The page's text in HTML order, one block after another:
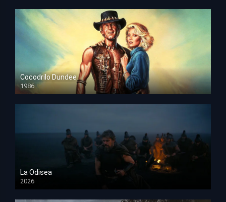
Cocodrilo Dundee
1986
HD 1080p
La Odisea
2026
TS Screener